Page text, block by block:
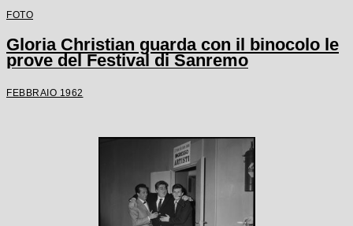
FOTO
Gloria Christian guarda con il binocolo le
prove del Festival di Sanremo
FEBBRAIO 1962